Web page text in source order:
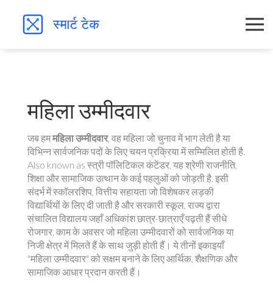
महिला उम्मीदवार
जब हममहिला उम्मीदवार, वह महिला जो चुनाव में भाग लेती है या
विभिन्न सार्वजनिक पदों के लिए चयन प्रक्रिया में सम्मिलित होती है.
Also known as स्त्री पॉलिटिकल कंटेंडर, यह श्रेणी राजनीति,
शिक्षा और सामाजिक उत्थान के कई पहलुओं को जोड़ती है. इसी
संदर्भ मेंस्कॉलरशिप, वित्तीय सहायता जो विशेषकर लड़की
विद्यार्थियों के लिए दी जाती हैऔरसरकारी स्कूल, राज्य द्वारा
संचालित विद्यालय जहाँ अधिकांश छात्र-छात्राएँ पढ़ती हैंसीधे
रोजगार, काम के अवसर जो महिला उम्मीदवारों को सार्वजनिक या
निजी क्षेत्र में मिलते हैंके साथ जुड़ी होती हैं। ये तीनों इकाइयाँ
"महिला उम्मीदवार" को सक्षम बनाने के लिए आर्थिक, शैक्षणिक और
सामाजिक आधार प्रदान करती हैं।